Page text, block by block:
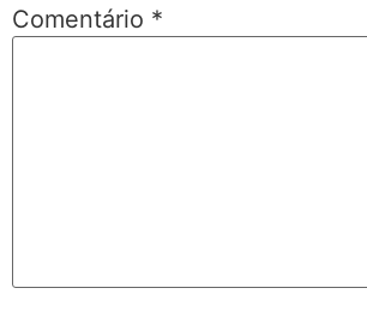
Comentário *